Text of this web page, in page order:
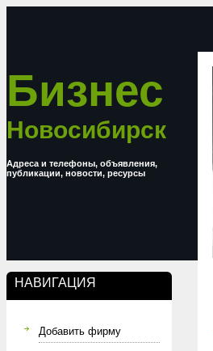
Бизнес
Новосибирск
Адреса и телефоны, объявления,
публикации, новости, ресурсы
НАВИГАЦИЯ
Добавить фирму